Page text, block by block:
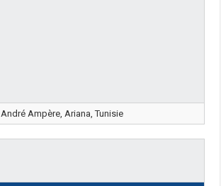
André Ampère, Ariana, Tunisie